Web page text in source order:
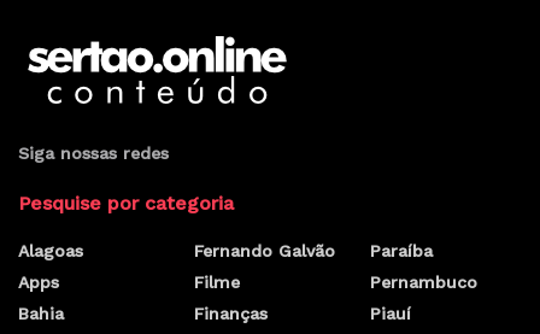
Siga nossas redes
Pesquise por categoria
Alagoas
Apps
Bahia
Fernando Galvão
Filme
Finanças
Paraíba
Pernambuco
Piauí